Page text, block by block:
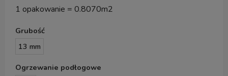
1 opakowanie = 0.8070m2
Grubość
13 mm
Ogrzewanie podłogowe